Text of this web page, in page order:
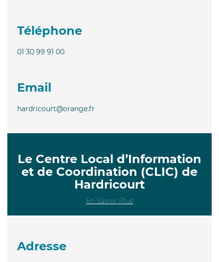
Téléphone
01 30 99 91 00
Email
hardricourt@orange.fr
Le Centre Local d’Information
et de Coordination (CLIC) de
Hardricourt
En Savoir Plus
Adresse